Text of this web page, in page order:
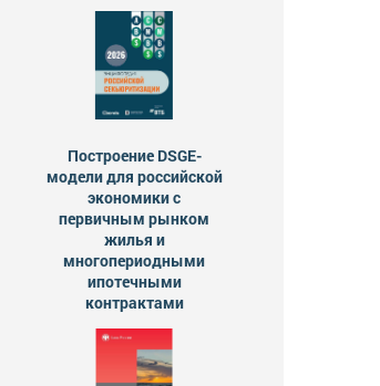
Построение DSGE-
модели для российской
экономики с
первичным рынком
жилья и
многопериодными
ипотечными
контрактами